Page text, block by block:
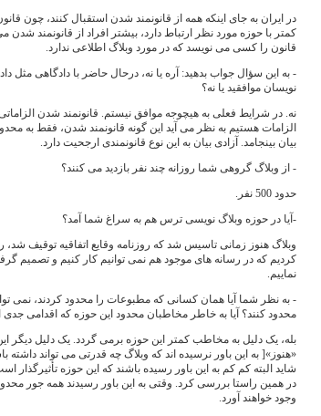
در ایران به جای اینکه همه از قانونمند شدن استقبال کنند، چون
کمتر با حوزه مورد نظر ارتباط دارد، بیشتر افراد از قانونمند شدن
قانون را کسی می نویسد که در مورد وبلاگ اطلاعی ندارد.
- به این سؤال جواب بدهید: آره یا نه، درحال حاضر با دادگاهی مثل
نویسان موافقید یا نه؟
نه. در شرایط فعلی به هیچوجه موافق نیستم. قانونمند شدن
الزامات هستیم به نظر می آید این گونه قانونمند شدن، فقط به
بیان بینجامد. آزادی بیان به این نوع قانونمندی ارجحیت دارد.
- از وبلاگ گروهی شما روزانه چند نفر بازدید می کنند؟
حدود 500 نفر.
-آیا در حوزه وبلاگ نویسی ترس هم به سراغ شما آمد؟
وبلاگ هنوز زمانی تاسیس شد که روزنامه وقایع اتفاقیه توقیف
کردیم که در رسانه های موجود هم نمی توانیم کار کنیم و تصمیم
نماییم.
- به نظر شما آیا همان کسانی که مطبوعات را محدود کردند، نمی
محدود کنند؟ آیا به خاطر مخاطبان محدود این حوزه که اقدامی جدی
بله، یک دلیل به مخاطب کمتر این حوزه برمی گردد. یک دلیل دیگر
«هنوز»[ به این باور نرسیده اند که وبلاگ چه قدرتی می تواند داشته
شاید البته کم کم به این باور رسیده باشند که این حوزه تأثیرگذار
در همین راستا بررسی کرد. وقتی به این باور رسیدند همه جور
وجود خواهند آورد.